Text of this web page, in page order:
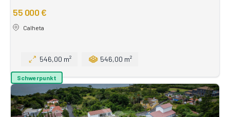
55 000 €
Calheta
546,00 m² 546,00 m²
Schwerpunkt